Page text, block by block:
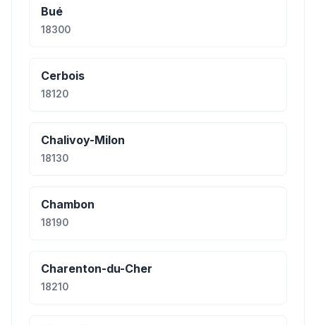
Bué
18300
Cerbois
18120
Chalivoy-Milon
18130
Chambon
18190
Charenton-du-Cher
18210